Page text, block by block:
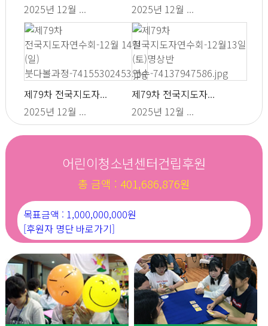
2025년 12월 ...
2025년 12월 ...
제79차 전국지도자...
2025년 12월 ...
제79차 전국지도자...
2025년 12월 ...
어린이청소년센터건립후원
총 금액 : 401,686,876원
목표금액 : 1,000,000,000원
[후원자 명단 바로가기]